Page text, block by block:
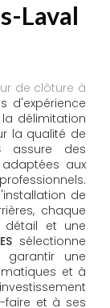
Laval
de clôture à
d'expérience
délimitation
la qualité de
assure des
aux
de
chaque
et une
sélectionne
garantir une
et à
faire et à ses